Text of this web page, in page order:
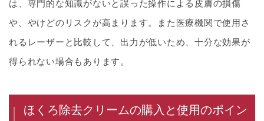
は、専門的な知識がないと誤った操作による皮膚の損傷
や、やけどのリスクが高まります。また医療機関で使用さ
れるレーザーと比較して、出力が低いため、十分な効果が
得られない場合もあります。
ほくろ除去クリームの購入と使用のポイン